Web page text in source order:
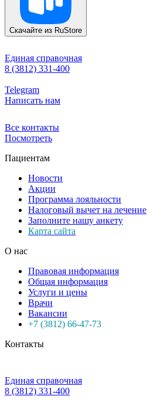
Скачайте из RuStore
Единая справочная
8 (3812) 331-400
Telegram
Написать нам
Все контакты
Посмотреть
Пациентам
Новости
Акции
Программа лояльности
Налоговый вычет на лечение
Заполните нашу анкету
Карта сайта
О нас
Правовая информация
Общая информация
Услуги и цены
Врачи
Вакансии
+7 (3812) 66-47-73
Контакты
Единая справочная
8 (3812) 331-400